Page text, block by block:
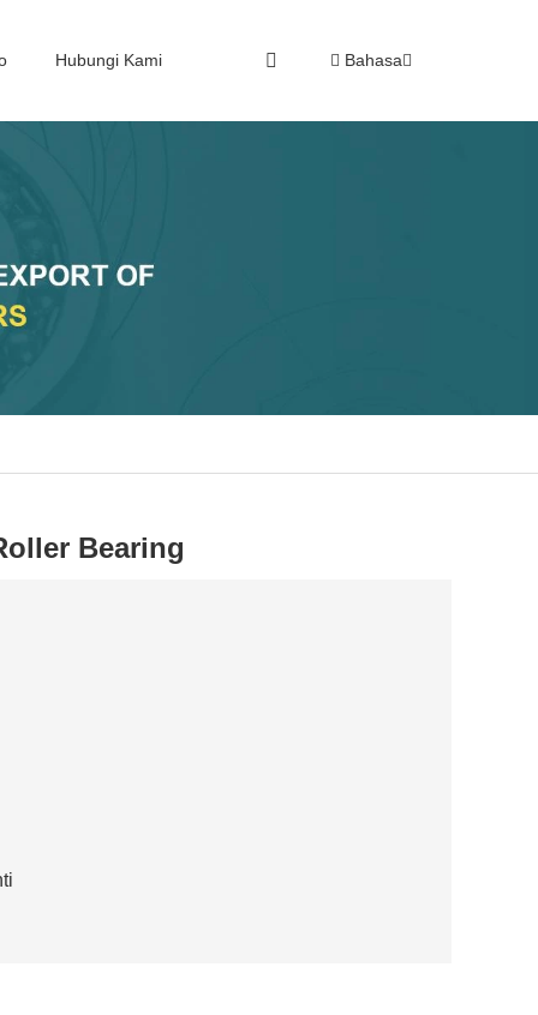
Hubungi Kami Bahasa
Bearing